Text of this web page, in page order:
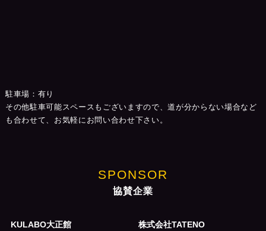
駐車場：有り
その他駐車可能スペースもございますので、道が分からない場合など
も合わせて、お気軽にお問い合わせ下さい。
SPONSOR
協賛企業
KULABO大正館 株式会社TATENO